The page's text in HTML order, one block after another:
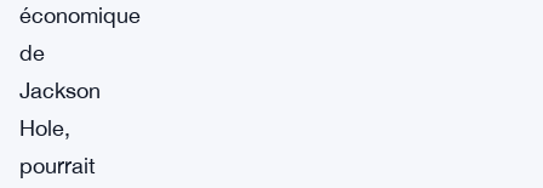
économique
de
Jackson
Hole,
pourrait